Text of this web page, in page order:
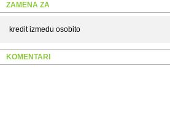
ZAMENA ZA
kredit izmedu osobito
KOMENTARI